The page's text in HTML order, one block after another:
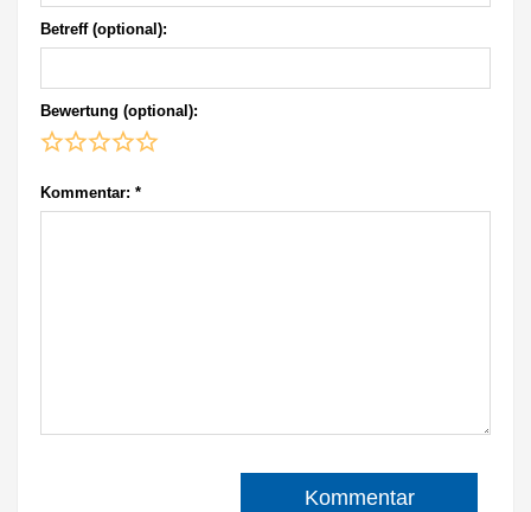
Betreff (optional):
Bewertung (optional):
Kommentar: *
Kommentar